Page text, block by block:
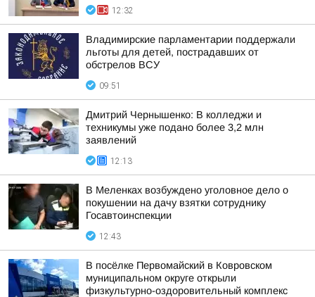
12:32
Владимирские парламентарии поддержали
льготы для детей, пострадавших от
обстрелов ВСУ
09:51
Дмитрий Чернышенко: В колледжи и
техникумы уже подано более 3,2 млн
заявлений
12:13
В Меленках возбуждено уголовное дело о
покушении на дачу взятки сотруднику
Госавтоинспекции
12:43
В посёлке Первомайский в Ковровском
муниципальном округе открыли
физкультурно-оздоровительный комплекс